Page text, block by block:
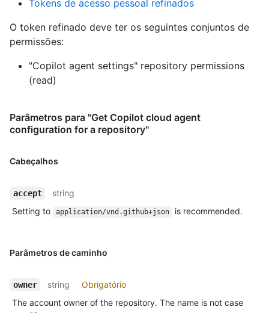
Tokens de acesso pessoal refinados
O token refinado deve ter os seguintes conjuntos de
permissões:
"Copilot agent settings" repository permissions
(read)
Parâmetros para "Get Copilot cloud agent
configuration for a repository"
Cabeçalhos
accept
string
Setting to
application/vnd.github+json is recommended.
Parâmetros de caminho
owner string
Obrigatório
The account owner of the repository. The name is not case